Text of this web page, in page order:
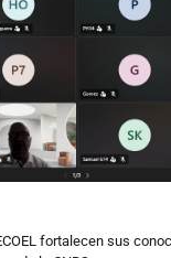
fortalecen sus